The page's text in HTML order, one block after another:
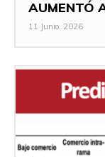
AUMENTÓ
11 Junio, 2026